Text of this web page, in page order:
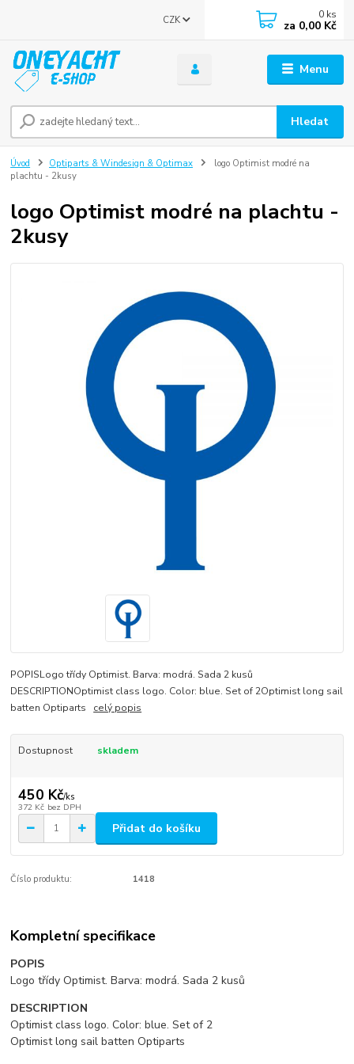
Menu
CZK
Hledat
0 ks
za 0,00 Kč
Úvod Optiparts & Windesign & Optimax
logo Optimist modré na
plachtu - 2kusy
logo Optimist modré na plachtu -
2kusy
POPISLogo třídy Optimist. Barva: modrá. Sada 2 kusů
DESCRIPTIONOptimist class logo. Color: blue. Set of 2Optimist long sail
batten Optiparts celý popis
Dostupnost skladem
450 Kč/ks
372 Kč bez DPH
Přidat do košíku
Číslo produktu: 1418
Kompletní specifikace
POPIS
Logo třídy Optimist. Barva: modrá. Sada 2 kusů
DESCRIPTION
Optimist class logo. Color: blue. Set of 2
Optimist long sail batten Optiparts